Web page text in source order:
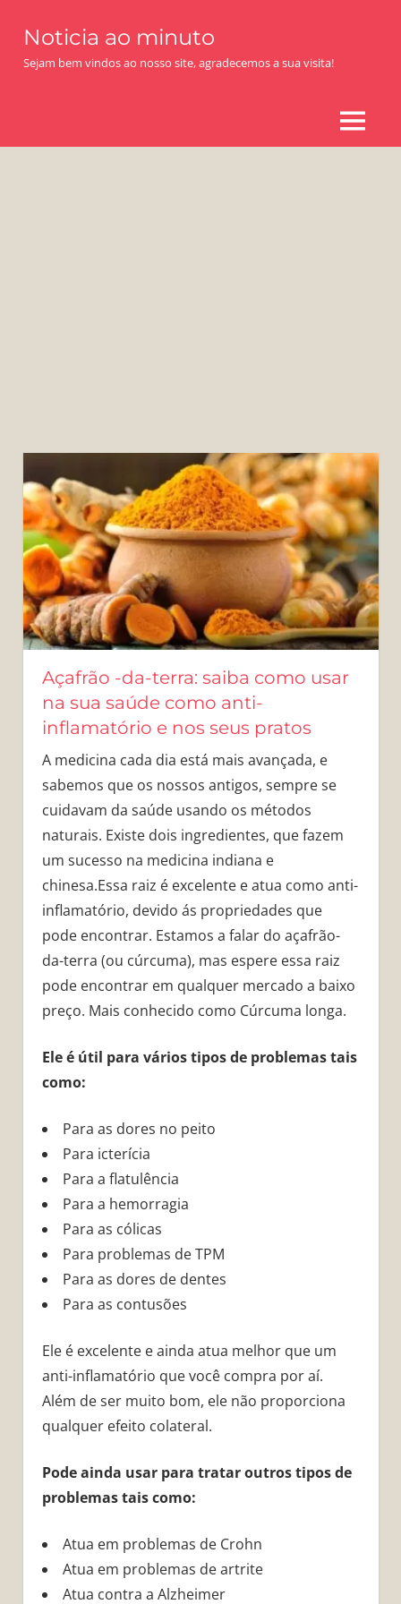
content
Noticia ao minuto
Sejam bem vindos ao nosso site, agradecemos a sua visita!
MENU
Açafrão -da-terra: saiba como usar
na sua saúde como anti-
inflamatório e nos seus pratos
A medicina cada dia está mais avançada, e
sabemos que os nossos antigos, sempre se
cuidavam da saúde usando os métodos
naturais. Existe dois ingredientes, que fazem
um sucesso na medicina indiana e
chinesa.Essa raiz é excelente e atua como anti-
inflamatório, devido ás propriedades que
pode encontrar. Estamos a falar do açafrão-
da-terra (ou cúrcuma), mas espere essa raiz
pode encontrar em qualquer mercado a baixo
preço. Mais conhecido como Cúrcuma longa.
Ele é útil para vários tipos de problemas tais
como:
Para as dores no peito
Para icterícia
Para a flatulência
Para a hemorragia
Para as cólicas
Para problemas de TPM
Para as dores de dentes
Para as contusões
Ele é excelente e ainda atua melhor que um
anti-inflamatório que você compra por aí.
Além de ser muito bom, ele não proporciona
qualquer efeito colateral.
Pode ainda usar para tratar outros tipos de
problemas tais como:
Atua em problemas de Crohn
Atua em problemas de artrite
Atua contra a Alzheimer